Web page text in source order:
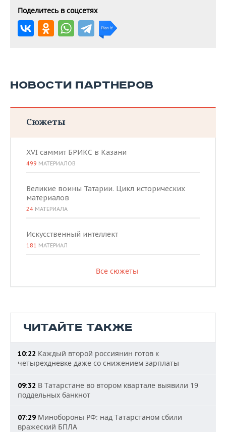
Поделитесь в соцсетях
НОВОСТИ ПАРТНЕРОВ
Сюжеты
XVI саммит БРИКС в Казани
499 МАТЕРИАЛОВ
Великие воины Татарии. Цикл исторических
материалов
24 МАТЕРИАЛА
Искусственный интеллект
181 МАТЕРИАЛ
Все сюжеты
ЧИТАЙТЕ ТАКЖЕ
10:22 Каждый второй россиянин готов к
четырехдневке даже со снижением зарплаты
09:32 В Татарстане во втором квартале выявили 19
поддельных банкнот
07:29 Минобороны РФ: над Татарстаном сбили
вражеский БПЛА